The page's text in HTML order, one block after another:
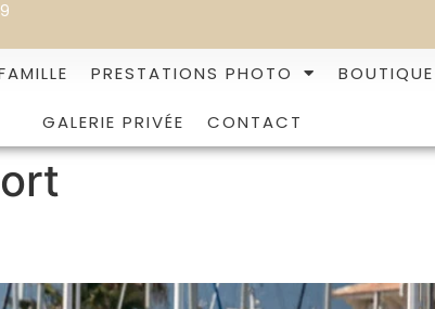
PRESTATIONS PHOTO BOUTIQUE
GALERIE PRIVÉE CONTACT